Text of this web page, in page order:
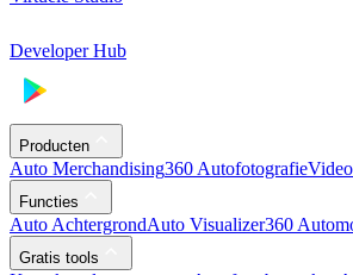
Developer Hub
Producten
Auto Merchandising360 Autofotografie
Functies
Auto AchtergrondAuto Visualizer360
Gratis tools